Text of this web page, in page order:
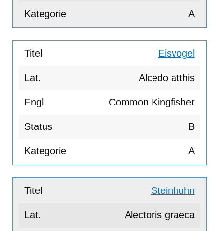
A
Eisvogel
Alcedo atthis
Common Kingfisher
B
A
Steinhuhn
Alectoris graeca